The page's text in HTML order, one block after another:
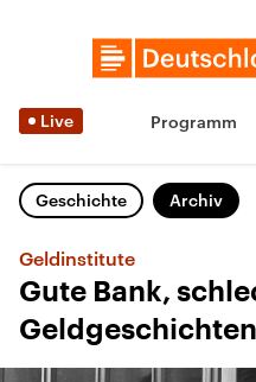
Live Programm
Geschichte Archiv
Geldinstitute
Gute Bank,